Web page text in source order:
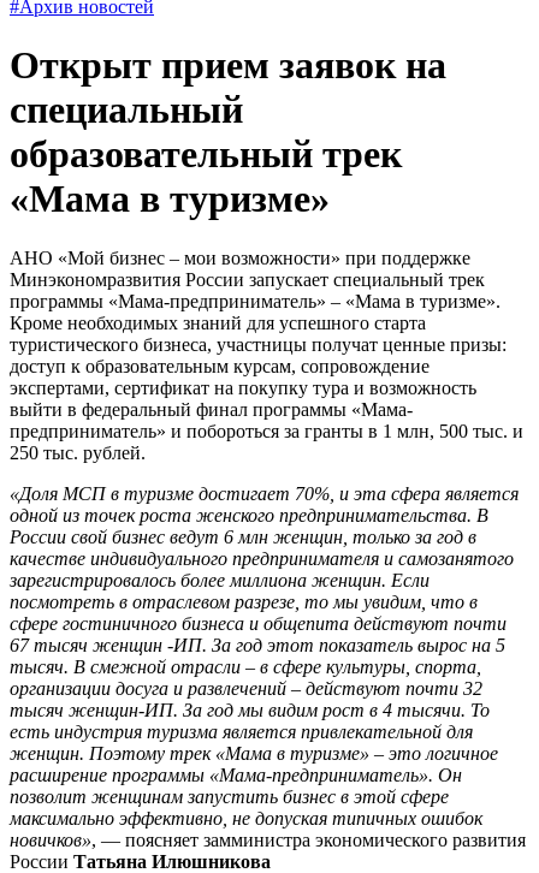
#Архив новостей
Открыт прием заявок на
специальный
образовательный трек
«Мама в туризме»
АНО «Мой бизнес – мои возможности» при поддержке
Минэкономразвития России запускает специальный трек
программы «Мама-предприниматель» – «Мама в туризме».
Кроме необходимых знаний для успешного старта
туристического бизнеса, участницы получат ценные призы:
доступ к образовательным курсам, сопровождение
экспертами, сертификат на покупку тура и возможность
выйти в федеральный финал программы «Мама-
предприниматель» и побороться за гранты в 1 млн, 500 тыс. и
250 тыс. рублей.
«Доля МСП в туризме достигает 70%, и эта сфера является
одной из точек роста женского предпринимательства. В
России свой бизнес ведут 6 млн женщин, только за год в
качестве индивидуального предпринимателя и самозанятого
зарегистрировалось более миллиона женщин. Если
посмотреть в отраслевом разрезе, то мы увидим, что в
сфере гостиничного бизнеса и общепита действуют почти
67 тысяч женщин -ИП. За год этот показатель вырос на 5
тысяч. В смежной отрасли – в сфере культуры, спорта,
организации досуга и развлечений – действуют почти 32
тысяч женщин-ИП. За год мы видим рост в 4 тысячи. То
есть индустрия туризма является привлекательной для
женщин. Поэтому трек «Мама в туризме» – это логичное
расширение программы «Мама-предприниматель». Он
позволит женщинам запустить бизнес в этой сфере
максимально эффективно, не допуская типичных ошибок
новичков», — поясняет замминистра экономического развития
России Татьяна Илюшникова